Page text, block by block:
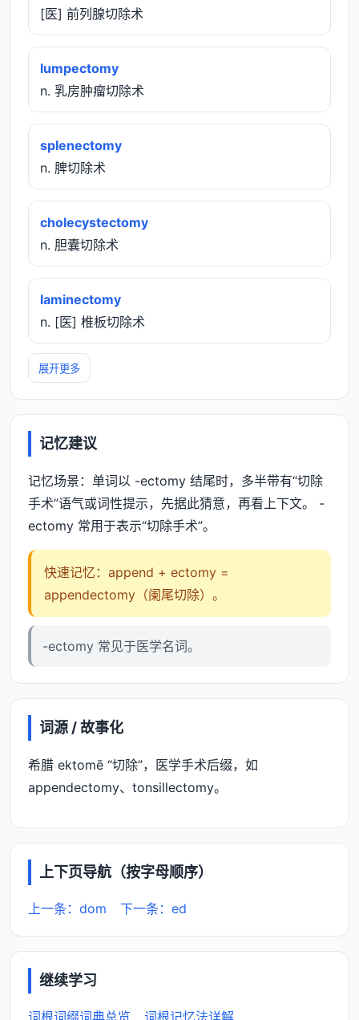
[医] 前列腺切除术
lumpectomy
n. 乳房肿瘤切除术
splenectomy
n. 脾切除术
cholecystectomy
n. 胆囊切除术
laminectomy
n. [医] 椎板切除术
展开更多
记忆建议
记忆场景：单词以 -ectomy 结尾时，多半带有“切除
手术”语气或词性提示，先据此猜意，再看上下文。 -
ectomy 常用于表示“切除手术”。
快速记忆：append + ectomy =
appendectomy（阑尾切除）。
-ectomy 常见于医学名词。
词源 / 故事化
希腊 ektomē “切除”，医学手术后缀，如
appendectomy、tonsillectomy。
上下页导航（按字母顺序）
上一条：dom 下一条：ed
继续学习
词根词缀词典总览 词根记忆法详解